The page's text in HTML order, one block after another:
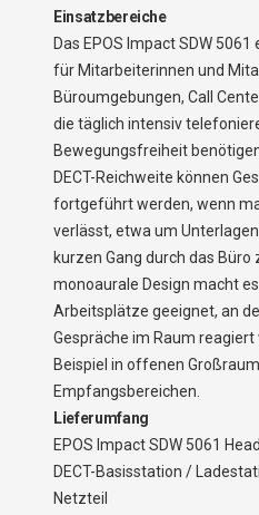
Einsatzbereiche
Das EPOS Impact SDW
für Mitarbeiterinnen und
Büroumgebungen, Call
die täglich intensiv
Bewegungsfreiheit
DECT-Reichweite können
fortgeführt werden, wenn
verlässt, etwa um
kurzen Gang durch das Büro
monoaurale Design macht
Arbeitsplätze geeignet, an
Gespräche im Raum
Beispiel in offenen
Empfangsbereichen.
Lieferumfang
EPOS Impact SDW 5061
DECT-Basisstation /
Netzteil